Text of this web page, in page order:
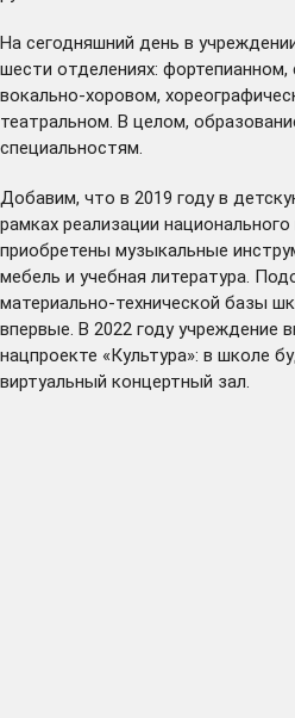
На сегодняшний день в
шести отделениях: фортепианном,
вокально-хоровом,
театральном. В целом,
специальностям.
Добавим, что в 2019 году в
рамках реализации
приобретены музыкальные
мебель и учебная литература.
материально-технической базы
впервые. В 2022 году учреждение
нацпроекте «Культура»: в школе
виртуальный концертный зал.